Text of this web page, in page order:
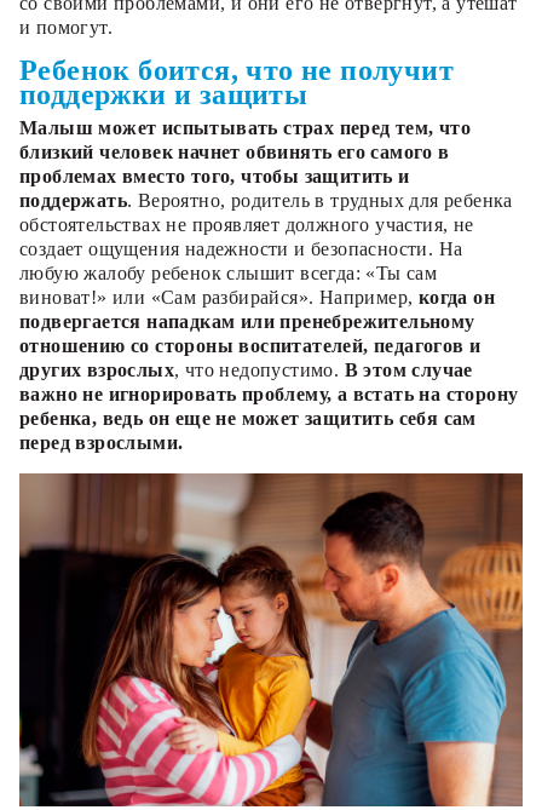
и помогут.
Ребенок боится, что не получит
поддержки и защиты
Малыш может испытывать страх перед тем, что
близкий человек начнет обвинять его самого в
проблемах вместо того, чтобы защитить и
поддержать. Вероятно, родитель в трудных для ребенка
обстоятельствах не проявляет должного участия, не
создает ощущения надежности и безопасности. На
любую жалобу ребенок слышит всегда: «Ты сам
виноват!» или «Сам разбирайся». Например, когда он
подвергается нападкам или пренебрежительному
отношению со стороны воспитателей, педагогов и
других взрослых, что недопустимо. В этом случае
важно не игнорировать проблему, а встать на сторону
ребенка, ведь он еще не может защитить себя сам
перед взрослыми.